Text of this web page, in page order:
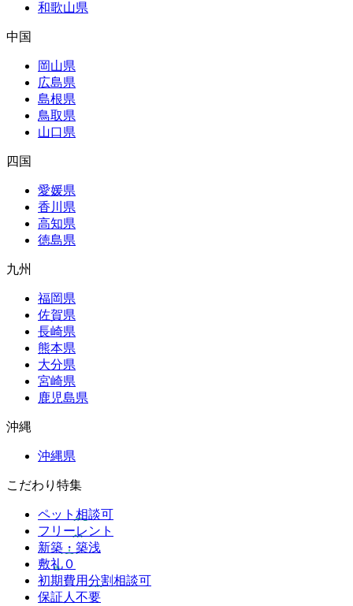
和歌山県
中国
岡山県
広島県
島根県
鳥取県
山口県
四国
愛媛県
香川県
高知県
徳島県
九州
福岡県
佐賀県
長崎県
熊本県
大分県
宮崎県
鹿児島県
沖縄
沖縄県
こだわり特集
ペット相談可
フリーレント
新築・築浅
敷礼０
初期費用分割相談可
保証人不要